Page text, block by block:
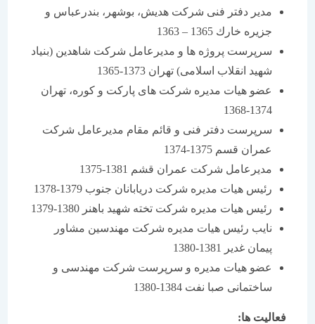
مدیر دفتر فنی شركت هدیش، بوشهر، بندرعباس و
جزیره خارك 1365 – 1363
سرپرست پروژه ها و مدیرعامل شركت شاهدین (بنیاد
شهید انقلاب اسلامی) تهران 1373-1365
عضو هیات مدیره شركت های پاركت و كوره، تهران
سرپرست دفتر فنی و قائم مقام مدیرعامل شركت
عمران قسم 1375-1374
مدیرعامل شركت عمران قشم 1381-1375
رئیس هیات مدیره شركت دریابانان جنوب 1379-1378
رئیس هیات مدیره شركت تخته شهید باهنر 1380-1379
نایب رئیس هیات مدیره شركت مهندسین مشاور
پیمان غدیر 1381-1380
عضو هیات مدیره و سرپرست شركت مهندسی و
ساختمانی صبا نفت 1384-1380
فعالیت ها: